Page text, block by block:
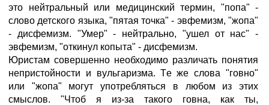
это нейтральный или медицинский термин, "попа" -
слово детского языка, "пятая точка" - эвфемизм, "жопа"
- дисфемизм. "Умер" - нейтрально, "ушел от нас" -
эвфемизм, "откинул копыта" - дисфемизм.
Юристам совершенно необходимо различать понятия
непристойности и вульгаризма. Те же слова "говно"
или "жопа" могут употребляться в любом из этих
смыслов. "Чтоб я из-за такого говна, как ты,